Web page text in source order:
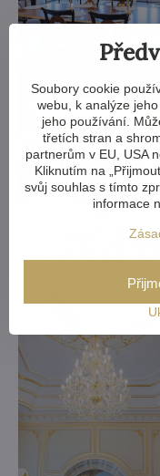
Soubory cookie
webu, k analýze
jeho používání.
třetích stran a
partnerům v EU, USA
Kliknutím na
svůj souhlas s tímto
informace